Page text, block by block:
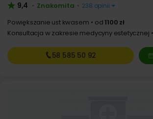
9,4 • Znakomita • 238 opinii
Powiększanie ust kwasem od1100 zł
Konsultacja w zakresie medycyny estetycznej
58 585 50 92